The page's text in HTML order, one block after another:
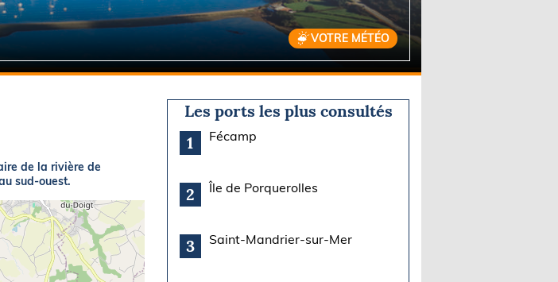
VOTRE MÉTÉO
Les ports les plus consultés
1
Fécamp
2 Île de Porquerolles
3 Saint-Mandrier-sur-Mer
de la rivière de
sud-ouest.